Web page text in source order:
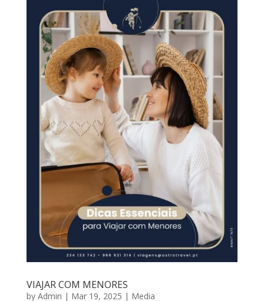
VIAJAR COM MENORES
by Admin | Mar 19, 2025 | Media